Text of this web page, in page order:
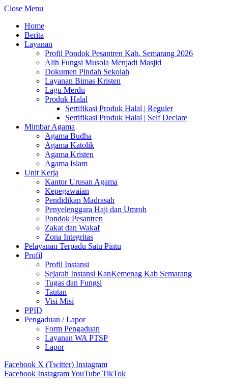
Close Menu
Home
Berita
Layanan
Profil Pondok Pesantren Kab. Semarang 2026
Alih Fungsi Musola Menjadi Masjid
Dokumen Pindah Sekolah
Layanan Bimas Kristen
Lagu Merdu
Produk Halal
Sertifikasi Produk Halal | Reguler
Sertifikasi Produk Halal | Self Declare
Mimbar Agama
Agama Budha
Agama Katolik
Agama Kristen
Agama Islam
Unit Kerja
Kantor Urusan Agama
Kepegawaian
Pendidikan Madrasah
Penyelenggara Haji dan Umroh
Pondok Pesantren
Zakat dan Wakaf
Zona Integritas
Pelayanan Terpadu Satu Pintu
Profil
Profil Instansi
Sejarah Instansi KanKemenag Kab Semarang
Tugas dan Fungsi
Tautan
Visi Misi
PPID
Pengaduan / Lapor
Form Pengaduan
Layanan WA PTSP
Lapor
Facebook X (Twitter) Instagram
Facebook InstagramYouTube TikTok